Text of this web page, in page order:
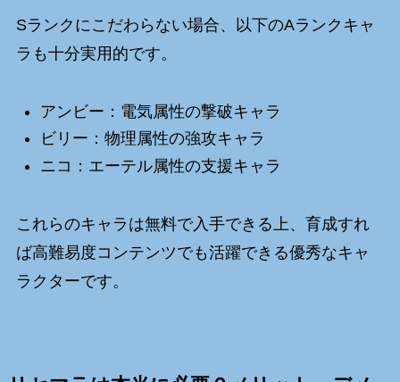
Sランクにこだわらない場合、以下のAランクキャ
ラも十分実用的です。
アンビー：電気属性の撃破キャラ
ビリー：物理属性の強攻キャラ
ニコ：エーテル属性の支援キャラ
これらのキャラは無料で入手できる上、育成すれ
ば高難易度コンテンツでも活躍できる優秀なキャ
ラクターです。